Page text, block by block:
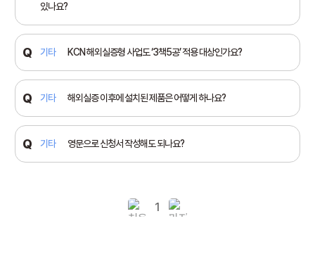
있나요?
기타 KCN 해외실증형 사업도 ‘3책5공’ 적용 대상인가요?
기타 해외실증 이후에 설치된 제품은 어떻게 하나요?
기타 영문으로 신청서 작성해도 되나요?
1